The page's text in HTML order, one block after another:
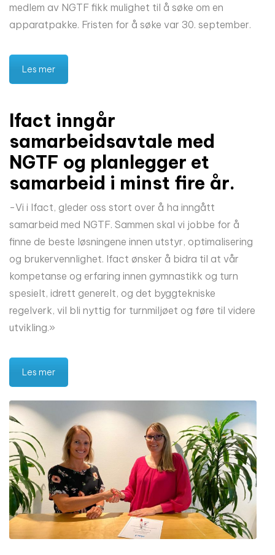
medlem av NGTF fikk mulighet til å søke om en
apparatpakke. Fristen for å søke var 30. september.
Les mer
Ifact inngår
samarbeidsavtale med
NGTF og planlegger et
samarbeid i minst fire år.
-Vi i Ifact, gleder oss stort over å ha inngått
samarbeid med NGTF. Sammen skal vi jobbe for å
finne de beste løsningene innen utstyr, optimalisering
og brukervennlighet. Ifact ønsker å bidra til at vår
kompetanse og erfaring innen gymnastikk og turn
spesielt, idrett generelt, og det byggtekniske
regelverk, vil bli nyttig for turnmiljøet og føre til videre
utvikling.»
Les mer